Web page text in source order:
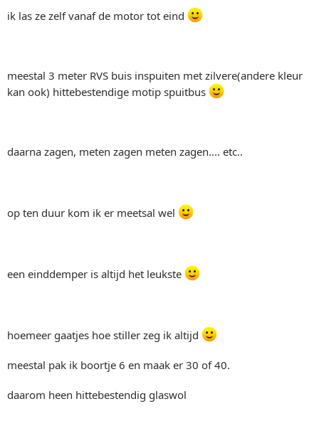
ik las ze zelf vanaf de motor tot eind
meestal 3 meter RVS buis inspuiten met zilvere(andere kleur
kan ook) hittebestendige motip spuitbus
daarna zagen, meten zagen meten zagen.... etc..
op ten duur kom ik er meetsal wel
een einddemper is altijd het leukste
hoemeer gaatjes hoe stiller zeg ik altijd
meestal pak ik boortje 6 en maak er 30 of 40.
daarom heen hittebestendig glaswol